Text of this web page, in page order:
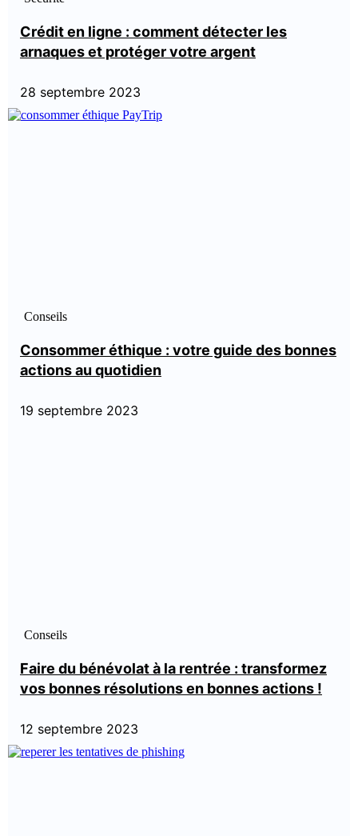
Crédit en ligne : comment détecter les
arnaques et protéger votre argent
28 septembre 2023
Conseils
Consommer éthique : votre guide des bonnes
actions au quotidien
19 septembre 2023
Conseils
Faire du bénévolat à la rentrée : transformez
vos bonnes résolutions en bonnes actions !
12 septembre 2023